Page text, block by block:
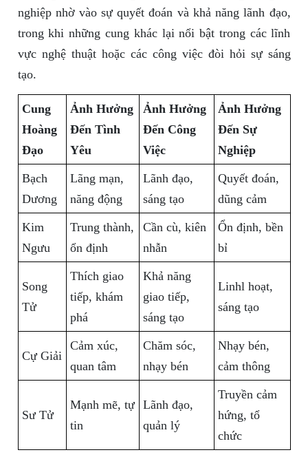
nghiệp nhờ vào sự quyết đoán và khả năng lãnh đạo,
trong khi những cung khác lại nổi bật trong các lĩnh
vực nghệ thuật hoặc các công việc đòi hỏi sự sáng
tạo.
Cung
Hoàng
Đạo
Ảnh Hưởng
Đến Tình
Yêu
Ảnh Hưởng
Đến Công
Việc
Ảnh Hưởng
Đến Sự
Nghiệp
Bạch
Dương
Lãng mạn,
năng động
Lãnh đạo,
sáng tạo
Quyết đoán,
dũng cảm
Kim
Ngưu
Trung thành,
ổn định
Cần cù, kiên
nhẫn
Ổn định, bền
bỉ
Song
Tử
Thích giao
tiếp, khám
phá
Khả năng
giao tiếp,
sáng tạo
Linhl hoạt,
sáng tạo
Cự Giải
Cảm xúc,
quan tâm
Chăm sóc,
nhạy bén
Nhạy bén,
cảm thông
Sư Tử
Mạnh mẽ, tự
tin
Lãnh đạo,
quản lý
Truyền cảm
hứng, tổ
chức